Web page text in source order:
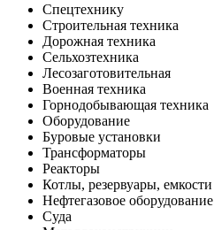
Спецтехнику
Строительная техника
Дорожная техника
Сельхозтехника
Лесозаготовительная
Военная техника
Горнодобывающая техника
Оборудование
Буровые установки
Трансформаторы
Реакторы
Котлы, резервуары, емкости
Нефтегазовое оборудование
Cуда